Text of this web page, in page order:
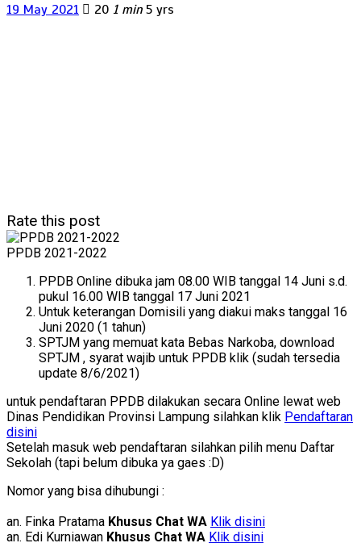
19 May 2021 20 1 min 5 yrs
Rate this post
PPDB 2021-2022
PPDB Online dibuka jam 08.00 WIB tanggal 14 Juni s.d.
pukul 16.00 WIB tanggal 17 Juni 2021
Untuk keterangan Domisili yang diakui maks tanggal 16
Juni 2020 (1 tahun)
SPTJM yang memuat kata Bebas Narkoba, download
SPTJM , syarat wajib untuk PPDB klik (sudah tersedia
update 8/6/2021)
untuk pendaftaran PPDB dilakukan secara Online lewat web
Dinas Pendidikan Provinsi Lampung silahkan klik Pendaftaran
disini
Setelah masuk web pendaftaran silahkan pilih menu Daftar
Sekolah (tapi belum dibuka ya gaes :D)
Nomor yang bisa dihubungi :
an. Finka Pratama Khusus Chat WA Klik disini
an. Edi Kurniawan Khusus Chat WA Klik disini